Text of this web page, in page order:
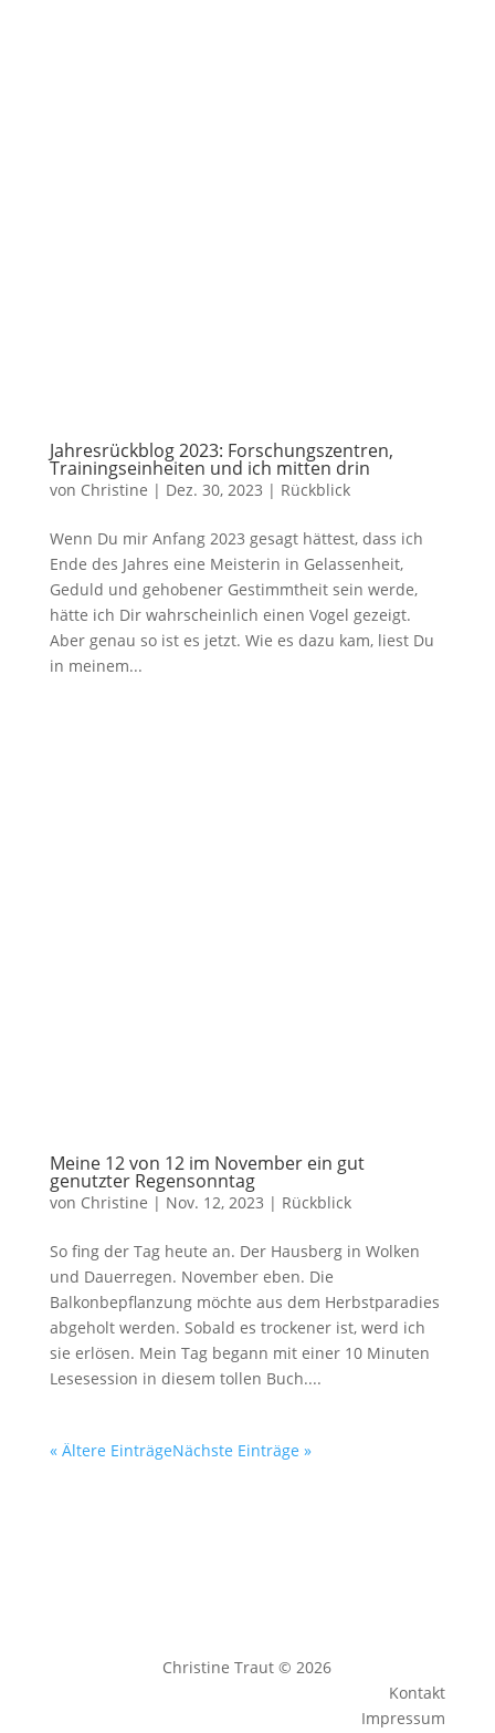
Jahresrückblog 2023: Forschungszentren,
Trainingseinheiten und ich mitten drin
von Christine | Dez. 30, 2023 | Rückblick
Wenn Du mir Anfang 2023 gesagt hättest, dass ich
Ende des Jahres eine Meisterin in Gelassenheit,
Geduld und gehobener Gestimmtheit sein werde,
hätte ich Dir wahrscheinlich einen Vogel gezeigt.
Aber genau so ist es jetzt. Wie es dazu kam, liest Du
in meinem...
Meine 12 von 12 im November ein gut
genutzter Regensonntag
von Christine | Nov. 12, 2023 | Rückblick
So fing der Tag heute an. Der Hausberg in Wolken
und Dauerregen. November eben. Die
Balkonbepflanzung möchte aus dem Herbstparadies
abgeholt werden. Sobald es trockener ist, werd ich
sie erlösen. Mein Tag begann mit einer 10 Minuten
Lesesession in diesem tollen Buch....
« Ältere EinträgeNächste Einträge »
Christine Traut © 2026
Kontakt
Impressum